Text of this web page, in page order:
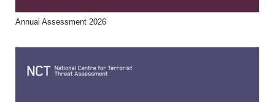
Annual Assessment 2026